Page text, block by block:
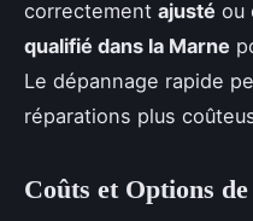
correctement ajusté ou
qualifié dans la Marne
Le dépannage rapide
réparations plus
Coûts et Options